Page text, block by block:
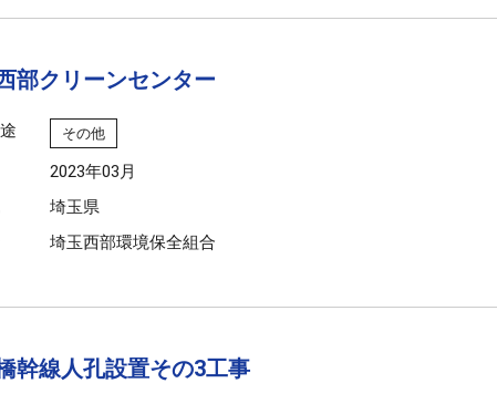
部クリーンセンター
その他
2023年03月
埼玉県
埼玉西部環境保全組合
幹線人孔設置その3工事